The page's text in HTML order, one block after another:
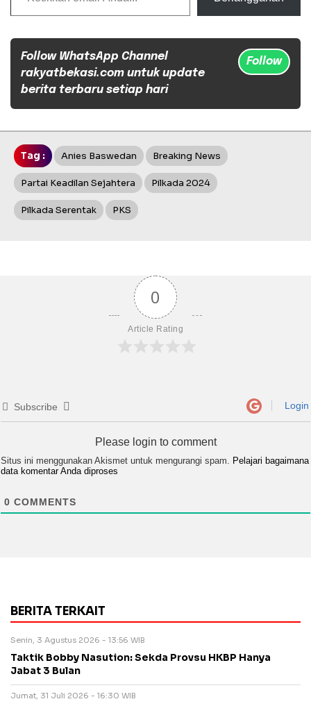
Follow WhatsApp Channel
rakyatbekasi.com untuk update
berita terbaru setiap hari
Follow
Tag : Anies Baswedan Breaking News
Partai Keadilan Sejahtera Pilkada 2024
Pilkada Serentak PKS
0
Article Rating
Subscribe Login
Please login to comment
Situs ini menggunakan Akismet untuk mengurangi spam. Pelajari bagaimana
data komentar Anda diproses
0 COMMENTS
BERITA TERKAIT
Senin, 3 Agustus 2026 - 13:56 WIB
Taktik Bobby Nasution: Sekda Provsu HKBP Hanya
Jabat 3 Bulan
Jumat, 31 Juli 2026 - 16:30 WIB